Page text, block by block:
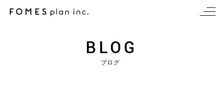
BLOG
ブログ